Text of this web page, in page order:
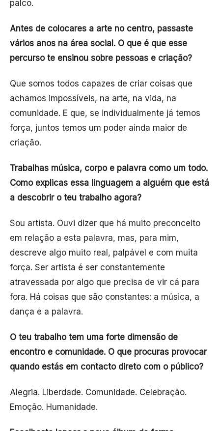
palco.
Antes de colocares a arte no centro, passaste
vários anos na área social. O que é que esse
percurso te ensinou sobre pessoas e criação?
Que somos todos capazes de criar coisas que
achamos impossíveis, na arte, na vida, na
comunidade. E que, se individualmente já temos
força, juntos temos um poder ainda maior de
criação.
Trabalhas música, corpo e palavra como um todo.
Como explicas essa linguagem a alguém que está
a descobrir o teu trabalho agora?
Sou artista. Ouvi dizer que há muito preconceito
em relação a esta palavra, mas, para mim,
descreve algo muito real, palpável e com muita
força. Ser artista é ser constantemente
atravessada por algo que precisa de vir cá para
fora. Há coisas que são constantes: a música, a
dança e a palavra.
O teu trabalho tem uma forte dimensão de
encontro e comunidade. O que procuras provocar
quando estás em contacto direto com o público?
Alegria. Liberdade. Comunidade. Celebração.
Emoção. Humanidade.